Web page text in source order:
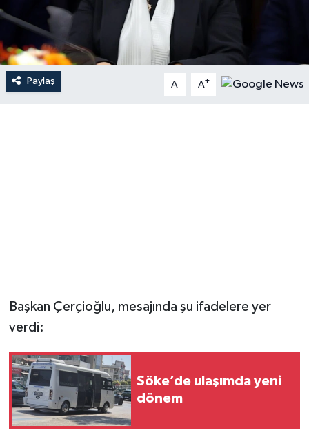
Paylaş A- A+
Başkan Çerçioğlu, mesajında şu ifadelere yer
verdi:
Söke’de ulaşımda yeni
dönem